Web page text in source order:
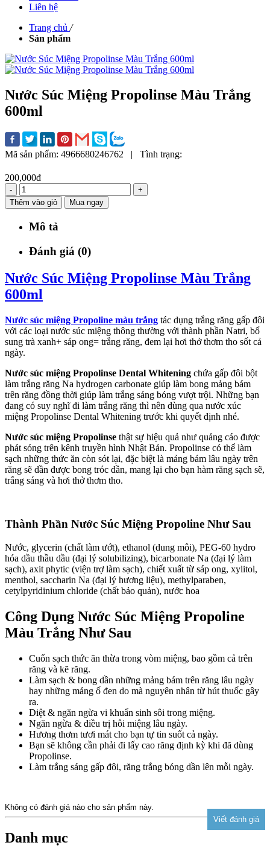
Liên hệ
Trang chủ /
Sản phẩm
Nước Súc Miệng Propolinse Màu Trắng
600ml
Mã sản phẩm: 4966680246762 | Tình trạng:
200,000đ
-
+
Thêm vào giỏ
Mua ngay
Mô tả
Đánh giá (0)
Nước Súc Miệng Propolinse Màu Trắng
600ml
Nước súc miệng Propoline màu trắng tác dụng trắng răng gấp đôi
với các loại nước súc miệng thông thường với thành phần Natri, bổ
sung trà xanh+ sáp ong= trắng răng, đem lại hơi thở thơm tho sốt cả
ngày.
Nước súc miệng Propolinse Dental Whitening chứa gấp đôi bột
làm trắng răng Na hydrogen carbonate giúp làm bong mảng bám
trên răng đồng thời giúp làm trắng sáng bóng vượt trội. Những bạn
đang có suy nghĩ đi làm trắng răng thì nên dùng qua nước xúc
miệng Propolinse Dental Whitening trước khi quyết định nhé.
Nước súc miệng Propolinse thật sự hiệu quả như quảng cáo được
phát sóng trên kênh truyền hình Nhật Bản. Propolinse có thể làm
sạch những thức ăn còn sót lại, đặc biệt là mảng bám lâu ngày trên
răng sẽ dần được bong tróc dần, mang lại cho bạn hàm răng sạch sẽ,
trắng sáng và hơi thở thơm tho.
Thành Phần Nước Súc Miệng Propoline Như Sau
Nước, glycerin (chất làm ướt), ethanol (dung môi), PEG-60 hydro
hóa dầu thầu dầu (đại lý solubilizing), bicarbonate Na (đại lý làm
sạch), axit phytic (viện trợ làm sạch), chiết xuất từ sáp ong, xylitol,
menthol, saccharin Na (đại lý hương liệu), methylparaben,
cetylpyridinium chloride (chất bảo quản), nước hoa
Công Dụng Nước Súc Miệng Propoline
Màu Trắng Như Sau
Cuốn sạch thức ăn thừa trong vòm miệng, bao gồm cả trên
răng và kẽ răng.
Làm sạch & bong dần những mảng bám trên răng lâu ngày
hay những mảng ố đen do mà nguyên nhân từ hút thuốc gây
ra.
Diệt & ngăn ngừa vi khuẩn sinh sôi trong miệng.
Ngăn ngừa & điều trị hôi miệng lâu ngày.
Hương thơm tươi mát cho bạn tự tin suốt cả ngày.
Bạn sẽ không cần phải đi lấy cao răng định kỳ khi đã dùng
Propolinse.
Làm trắng sáng gấp đôi, răng trắng bóng dần lên mỗi ngày.
Không có đánh giá nào cho sản phẩm này.
Danh mục